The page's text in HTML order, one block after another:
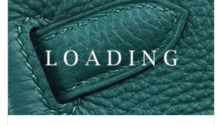
5972358/vaatteet alkaen DSQUARED2
Tarjouspyyntö